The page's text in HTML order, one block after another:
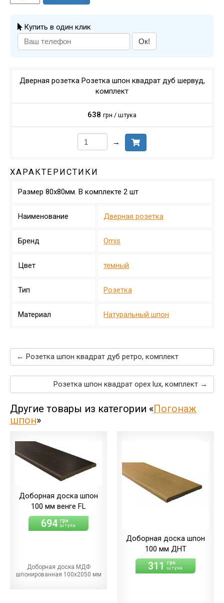
Купить в один клик
Ок!
Дверная розетка Розетка шпон квадрат дуб шервуд,
комплект
638 грн / штука
→
ХАРАКТЕРИСТИКИ
Размер 80х80мм. В комплекте 2 шт
Наименование Дверная розетка
Бренд Omis
Цвет темный
Тип Розетка
Материал Натуральный шпон
← Розетка шпон квадрат дуб ретро, комплект
Розетка шпон квадрат орех lux, комплект →
Другие товары из категории «Погонаж
шпон»
Доборная доска шпон
100 мм венге FL
694 грн
штука
Доборная доска МДФ
шпонированная 100х2050 мм
Доборная доска шпон
100 мм ДНТ
311 грн
штука